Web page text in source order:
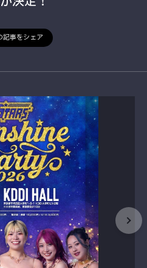
記事をシェア